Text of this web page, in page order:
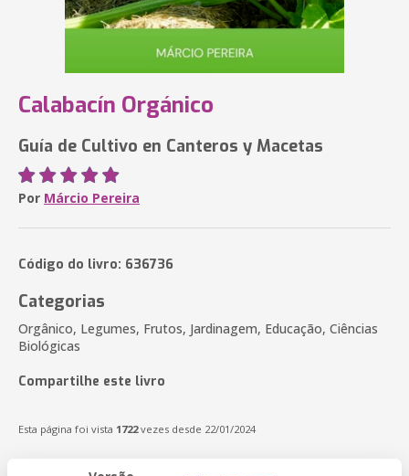
Calabacín Orgánico
Guía de Cultivo en Canteros y Macetas
Por Márcio Pereira
Código do livro: 636736
Categorias
Orgânico, Legumes, Frutos, Jardinagem, Educação, Ciências
Biológicas
Compartilhe este livro
Esta página foi vista 1722vezes desde 22/01/2024